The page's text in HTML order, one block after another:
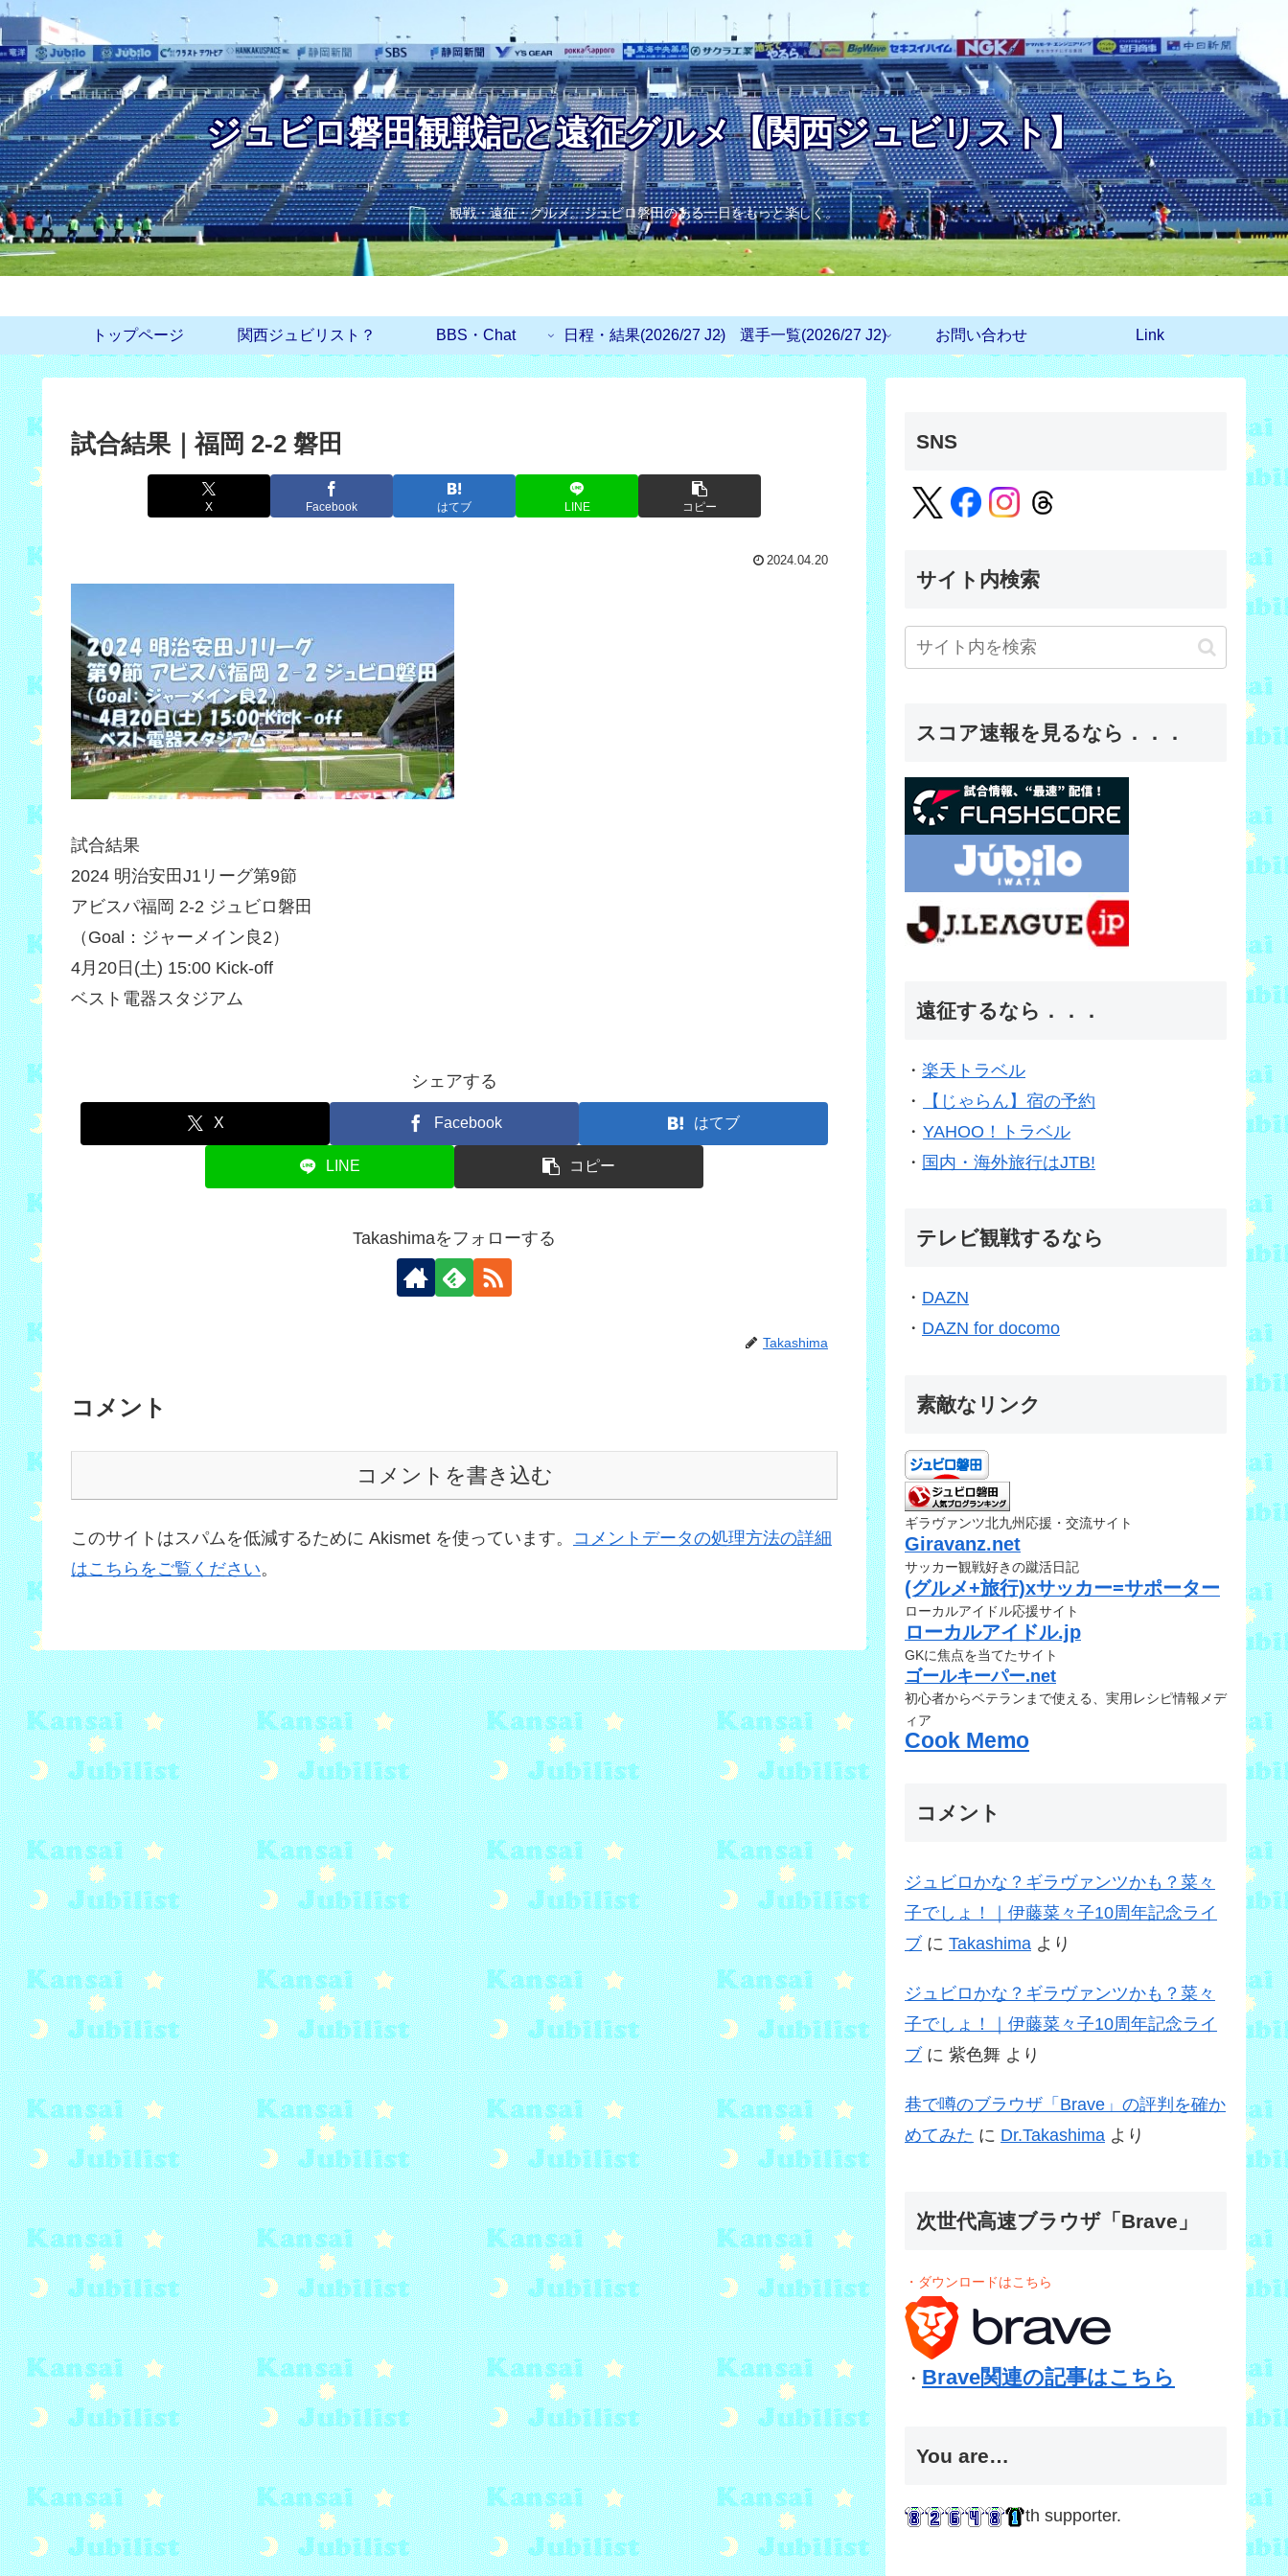
ジュビロ磐田観戦記と遠征グルメ【関西ジュビリスト】
観戦・遠征・グルメ。ジュビロ磐田のある一日をもっと楽しく。
トップページ 関西ジュビリスト？ BBS・Chat 日程・結果(2026/27 J2) 選手一覧(2026/27 J2) お問い合わせ Link
試合結果｜福岡 2-2 磐田
X Facebook はてブ LINE コピー
2024.04.20
試合結果
2024 明治安田J1リーグ第9節
アビスパ福岡 2-2 ジュビロ磐田
（Goal：ジャーメイン良2）
4月20日(土) 15:00 Kick-off
ベスト電器スタジアム
シェアする
X Facebook はてブ
LINE コピー
Takashimaをフォローする
Takashima
コメント
コメントを書き込む
このサイトはスパムを低減するために Akismet を使っています。 コメントデータの処理方法の詳細
はこちらをご覧ください。
SNS
サイト内検索
スコア速報を見るなら．．．
遠征するなら．．．
・ 楽天トラベル
・
【じゃらん】宿の予約
・ YAHOO！トラベル
・ 国内・海外旅行はJTB!
テレビ観戦するなら
・ DAZN
・ DAZN for docomo
素敵なリンク
ギラヴァンツ北九州応援・交流サイト
Giravanz.net
サッカー観戦好きの蹴活日記
(グルメ+旅行)xサッカー=サポーター
ローカルアイドル応援サイト
ローカルアイドル.jp
GKに焦点を当てたサイト
ゴールキーパー.net
初心者からベテランまで使える、実用レシピ情報メデ
ィア
Cook Memo
コメント
ジュビロかな？ギラヴァンツかも？菜々
子でしょ！｜伊藤菜々子10周年記念ライ
ブ に Takashima より
ジュビロかな？ギラヴァンツかも？菜々
子でしょ！｜伊藤菜々子10周年記念ライ
ブ に 紫色舞 より
巷で噂のブラウザ「Brave」の評判を確か
めてみた に Dr.Takashima より
次世代高速ブラウザ「Brave」
・ダウンロードはこちら
・ Brave関連の記事はこちら
You are…
th supporter.